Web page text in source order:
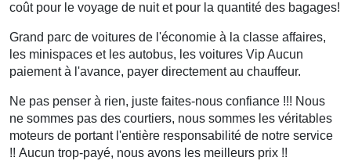
coût pour le voyage de nuit et pour la quantité des bagages!
Grand parc de voitures de l'économie à la classe affaires,
les minispaces et les autobus, les voitures Vip Aucun
paiement à l'avance, payer directement au chauffeur.
Ne pas penser à rien, juste faites-nous confiance !!! Nous
ne sommes pas des courtiers, nous sommes les véritables
moteurs de portant l'entière responsabilité de notre service
!! Aucun trop-payé, nous avons les meilleurs prix !!